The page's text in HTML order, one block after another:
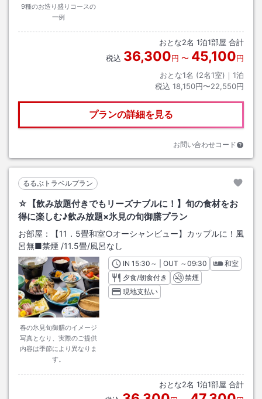
9種のお造り盛りコースの
一例
おとな2名 1泊1部屋 合計
税込 36,300円 〜 45,100円
おとな1名 (2名1室)｜ 1泊
税込 18,150円〜22,550円
プランの詳細を見る
お問い合わせコード
るるぶトラベルプラン
☆【飲み放題付きでもリーズナブルに！】旬の食材をお
得に楽しむ♪飲み放題×氷見の旬御膳プラン
お部屋：
【11．5畳和室○オーシャンビュー】カップルに！風
呂無■禁煙 /11.5畳/風呂なし
春の氷見旬御膳のイメージ
写真となり、実際のご提供
内容は季節により異なりま
す。
INチェックイン
15:30 ～ | OUT チェックアウト
～09:30
和室
夕食/朝食付き
禁煙
現地支払い
おとな2名 1泊1部屋 合計